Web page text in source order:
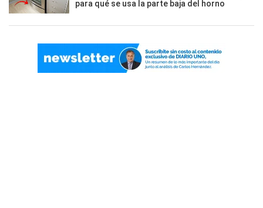
para qué se usa la parte baja del horno